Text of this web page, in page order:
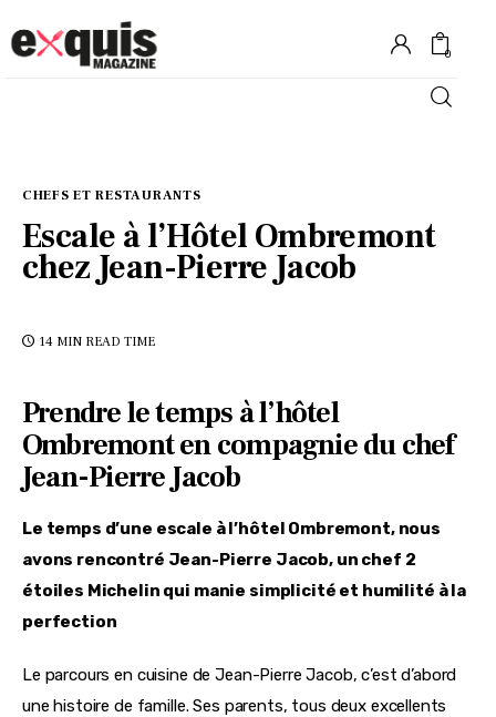
0
Gastronomie
Recettes
CHEFS ET RESTAURANTS
Escale à l’Hôtel Ombremont
chez Jean-Pierre Jacob
14 MIN READ TIME
Prendre le temps à l’hôtel
Ombremont en compagnie du chef
Jean-Pierre Jacob
Le temps d’une escale à l’hôtel Ombremont, nous
avons rencontré Jean-Pierre Jacob, un chef 2
étoiles Michelin qui manie simplicité et humilité à la
perfection
Le parcours en cuisine de Jean-Pierre Jacob, c’est d’abord
une histoire de famille. Ses parents, tous deux excellents